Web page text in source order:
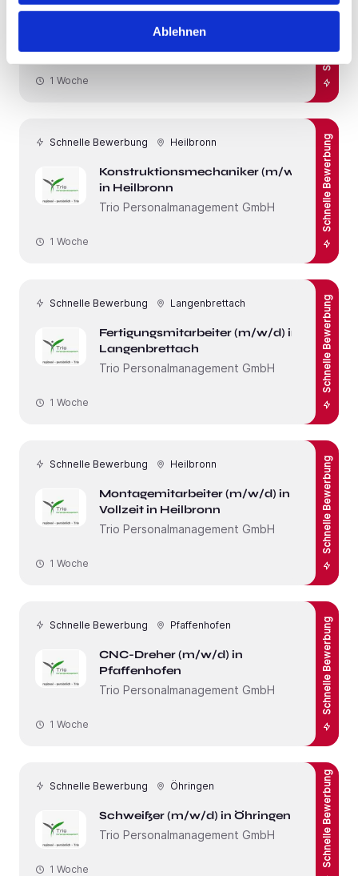
Ablehnen
Industrielackierer (m/w/d) in
Leingarten
Schnelle Bewerbung
1 Woche
Schnelle Bewerbung Heilbronn
Konstruktionsmechaniker (m/w/d)
in Heilbronn
Trio Personalmanagement GmbH
Schnelle Bewerbung
1 Woche
Schnelle Bewerbung Langenbrettach
Fertigungsmitarbeiter (m/w/d) in
Langenbrettach
Trio Personalmanagement GmbH
Schnelle Bewerbung
1 Woche
Schnelle Bewerbung Heilbronn
Montagemitarbeiter (m/w/d) in
Vollzeit in Heilbronn
Trio Personalmanagement GmbH
Schnelle Bewerbung
1 Woche
Schnelle Bewerbung Pfaffenhofen
CNC-Dreher (m/w/d) in
Pfaffenhofen
Trio Personalmanagement GmbH
Schnelle Bewerbung
1 Woche
Schnelle Bewerbung Öhringen
Schweißer (m/w/d) in Öhringen
Trio Personalmanagement GmbH
Schnelle Bewerbung
1 Woche